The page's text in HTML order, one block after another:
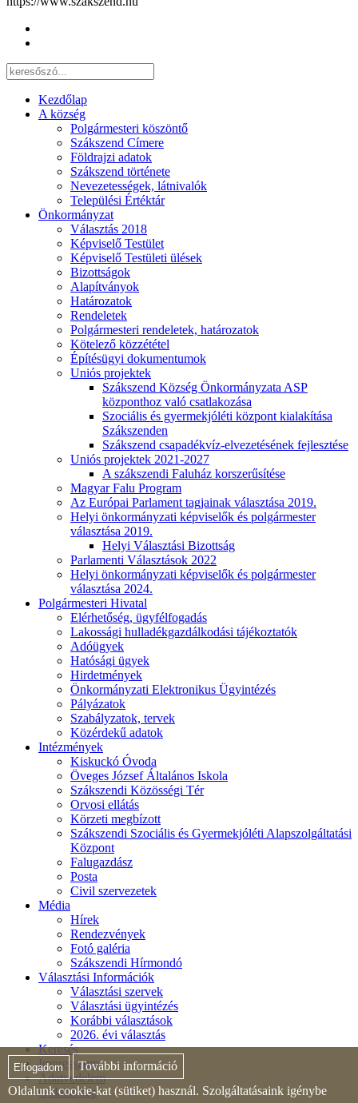
Elfogadom
További információ
Oldalunk cookie-kat (sütiket) használ. Szolgáltatásaink igénybe
Kezdőlap
A község
Polgármesteri köszöntő
Szákszend Címere
Földrajzi adatok
Szákszend története
Nevezetességek, látnivalók
Települési Értéktár
Önkormányzat
Választás 2018
Képviselő Testület
Képviselő Testületi ülések
Bizottságok
Alapítványok
Határozatok
Rendeletek
Polgármesteri rendeletek, határozatok
Kötelező közzététel
Építésügyi dokumentumok
Uniós projektek
Szákszend Község Önkormányzata ASP
központhoz való csatlakozása
Szociális és gyermekjóléti központ kialakítása
Szákszenden
Szákszend csapadékvíz-elvezetésének fejlesztése
Uniós projektek 2021-2027
A szákszendi Faluház korszerűsítése
Magyar Falu Program
Az Európai Parlament tagjainak választása 2019.
Helyi önkormányzati képviselők és polgármester
választása 2019.
Helyi Választási Bizottság
Parlamenti Választások 2022
Helyi önkormányzati képviselők és polgármester
választása 2024.
Polgármesteri Hivatal
Elérhetőség, ügyfélfogadás
Lakossági hulladékgazdálkodási tájékoztatók
Adóügyek
Hatósági ügyek
Hirdetmények
Önkormányzati Elektronikus Ügyintézés
Pályázatok
Szabályzatok, tervek
Közérdekű adatok
Intézmények
Kiskuckó Óvoda
Öveges József Általános Iskola
Szákszendi Közösségi Tér
Orvosi ellátás
Körzeti megbízott
Szákszendi Szociális és Gyermekjóléti Alapszolgáltatási
Központ
Falugazdász
Posta
Civil szervezetek
Média
Hírek
Rendezvények
Fotó galéria
Szákszendi Hírmondó
Választási Információk
Választási szervek
Választási ügyintézés
Korábbi választások
2026. évi választás
Keresés
Impresszum
Adatvédelem
Oldaltérkép